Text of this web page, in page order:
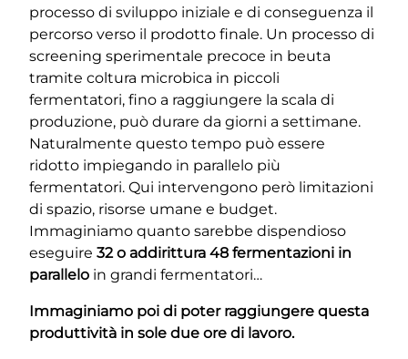
processo di sviluppo iniziale e di conseguenza il
percorso verso il prodotto finale. Un processo di
screening sperimentale precoce in beuta
tramite coltura microbica in piccoli
fermentatori, fino a raggiungere la scala di
produzione, può durare da giorni a settimane.
Naturalmente questo tempo può essere
ridotto impiegando in parallelo più
fermentatori. Qui intervengono però limitazioni
di spazio, risorse umane e budget.
Immaginiamo quanto sarebbe dispendioso
eseguire32 o addirittura 48 fermentazioni in
parallelo in grandi fermentatori…
Immaginiamo poi di poter raggiungere questa
produttività in sole due ore di lavoro.